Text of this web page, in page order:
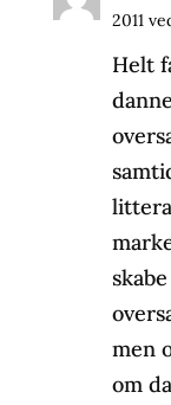
2011
Helt
men
om